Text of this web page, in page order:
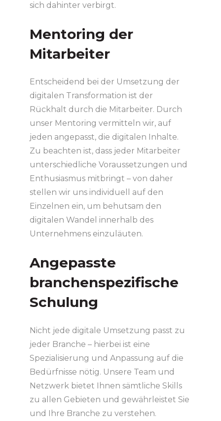
sich dahinter verbirgt.
Mentoring der
Mitarbeiter
Entscheidend bei der Umsetzung der
digitalen Transformation ist der
Rückhalt durch die Mitarbeiter. Durch
unser Mentoring vermitteln wir, auf
jeden angepasst, die digitalen Inhalte.
Zu beachten ist, dass jeder Mitarbeiter
unterschiedliche Voraussetzungen und
Enthusiasmus mitbringt – von daher
stellen wir uns individuell auf den
Einzelnen ein, um behutsam den
digitalen Wandel innerhalb des
Unternehmens einzuläuten.
Angepasste
branchenspezifische
Schulung
Nicht jede digitale Umsetzung passt zu
jeder Branche – hierbei ist eine
Spezialisierung und Anpassung auf die
Bedürfnisse nötig. Unsere Team und
Netzwerk bietet Ihnen sämtliche Skills
zu allen Gebieten und gewährleistet Sie
und Ihre Branche zu verstehen.